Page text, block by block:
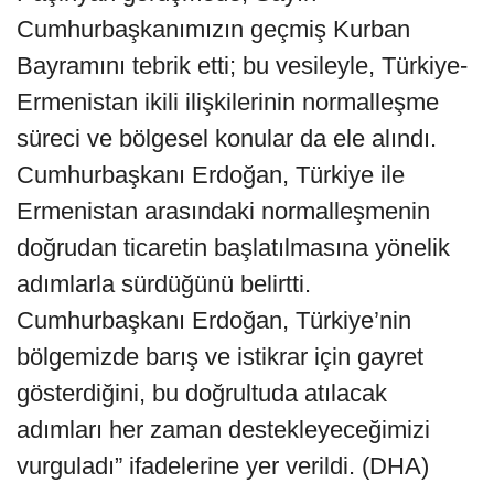
Cumhurbaşkanımızın geçmiş Kurban
Bayramını tebrik etti; bu vesileyle, Türkiye-
Ermenistan ikili ilişkilerinin normalleşme
süreci ve bölgesel konular da ele alındı.
Cumhurbaşkanı Erdoğan, Türkiye ile
Ermenistan arasındaki normalleşmenin
doğrudan ticaretin başlatılmasına yönelik
adımlarla sürdüğünü belirtti.
Cumhurbaşkanı Erdoğan, Türkiye’nin
bölgemizde barış ve istikrar için gayret
gösterdiğini, bu doğrultuda atılacak
adımları her zaman destekleyeceğimizi
vurguladı” ifadelerine yer verildi. (DHA)